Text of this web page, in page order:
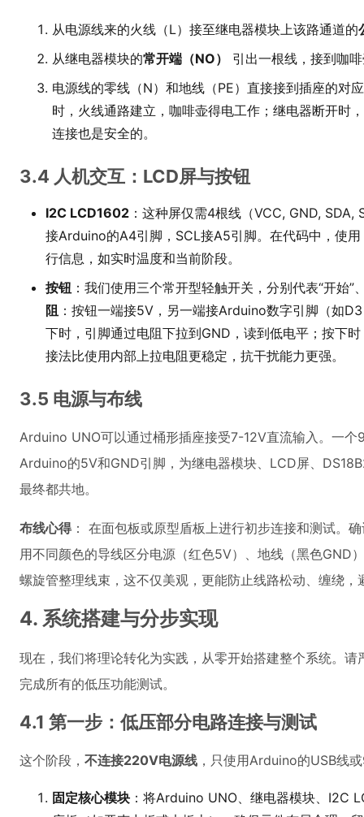
从电源线来的火线（L）接至继电器模块上该路通道的
从继电器模块的常开端（NO）
引出一根线，接到咖
电源线的零线（N）和地线（PE）直接接到插座的对
时，火线通路建立，咖啡壶得电工作；继电器断开时
连接也是安全的。
3.4 人机交互：LCD屏与按钮
I2C LCD1602 ：这种屏仅需4根线（VCC, GND,
接Arduino的A4引脚，SCL接A5引脚。在代码中，使用
行信息，如实时温度和当前阶段。
按钮 ：我们使用三个常开型轻触开关，分别代表“开始”
阻 ：按钮一端接5V，另一端接Arduino数字引脚（如
下时，引脚通过电阻下拉到GND，读到低电平；按下
接法比使用内部上拉电阻更稳定，抗干扰能力更强。
3.5 电源与布线
Arduino UNO可以通过桶形插座接受7-12V直流输入。一个
Arduino的5V和GND引脚，为继电器模块、LCD屏、
最终都共地。
布线心得： 在面包板或原型盾板上进行初步连接和测试。
用不同颜色的导线区分电源（红色5V）、地线（黑色GND
螺旋管整理线束，这不仅美观，更能防止线路松动、缠绕，
4. 系统搭建与分步实现
现在，我们将理论转化为实践，从零开始搭建整个系统。
完成所有的低压功能测试。
4.1 第一步：低压部分电路连接与测试
这个阶段， 不连接220V电源线 ，只使用Arduino的USB线
固定核心模块 ：将Arduino UNO、继电器模块、I2C